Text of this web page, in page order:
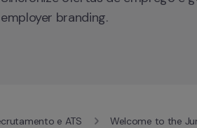
employer branding.
e ATS Welcome to the